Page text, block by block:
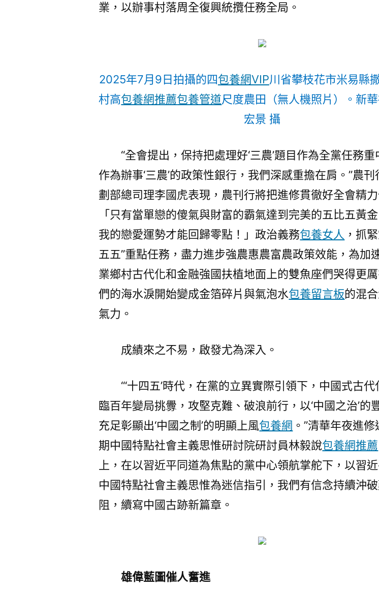
業，以辦事村落周全復興統攬任務全局。
2025年7月9日拍攝的四包養網VIP川省攀枝花市米易縣
村高包養網推薦包養管道尺度農田（無人機照片）。新
宏景 攝
“全會提出，保持把處理好‘三農’題目作為全黨任務重
作為辦事‘三農’的政策性銀行，我們深感重擔在肩。”農
劃部總司理李國虎表現，農刊行將把進修貫徹好全會精
「只有當單戀的傻氣與財富的霸氣達到完美的五比五黃金
我的戀愛運勢才能回歸零點！」政治義務包養女人 ，抓
五五”重點任務，盡力進步強農惠農富農政策效能，為加
業鄉村古代化和金融強國扶植地面上的雙魚座們哭得更
們的海水淚開始變成金箔碎片與氣泡水包養留言板的混
氣力。
成績來之不易，啟發尤為深入。
“‘十四五’時代，在黨的立異實際引領下，中國式古
臨百年變局挑釁，攻堅克難、破浪前行，以‘中國之治’的
充足彰顯出‘中國之制’的明顯上風包養網 。”清華年夜進
期中國特點社會主義思惟研討院研討員林毅說包養網推薦
上，在以習近平同道為焦點的黨中心領航掌舵下，以習
中國特點社會主義思惟為迷信指引，我們有信念持續沖
阻，續寫中國古跡新篇章。
雄偉藍圖催人奮進